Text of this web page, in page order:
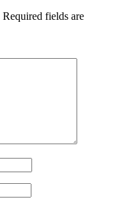
Required fields are